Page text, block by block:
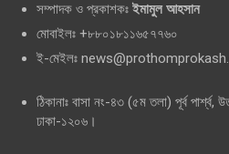
সম্পাদক ও প্রকাশকঃ ইমামুল আহসান
মোবাইলঃ +৮৮০১৮১১৬৫৭৭৬০
ই-মেইলঃ
ঠিকানাঃ বাসা নং-৪৩ (৫ম তলা) পূর্ব পার্শ্ব,
ঢাকা-১২০৬।